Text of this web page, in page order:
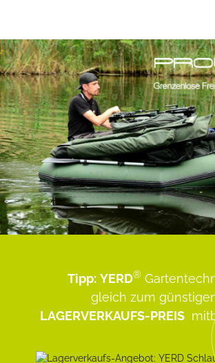
Tipp: YERD®
gleich zum
LAGERVERKAUFS-PREIS